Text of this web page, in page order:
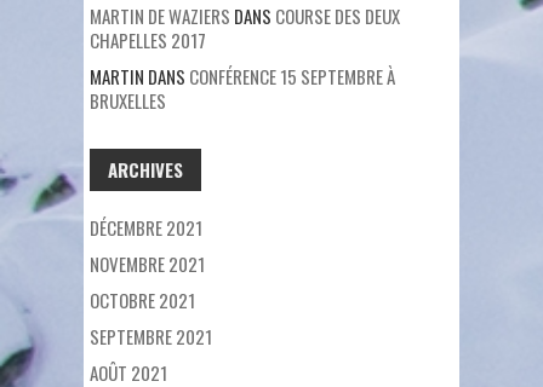
MARTIN DE WAZIERS DANS COURSE DES DEUX
CHAPELLES 2017
MARTIN DANS CONFÉRENCE 15 SEPTEMBRE À
BRUXELLES
ARCHIVES
DÉCEMBRE 2021
NOVEMBRE 2021
OCTOBRE 2021
SEPTEMBRE 2021
AOÛT 2021